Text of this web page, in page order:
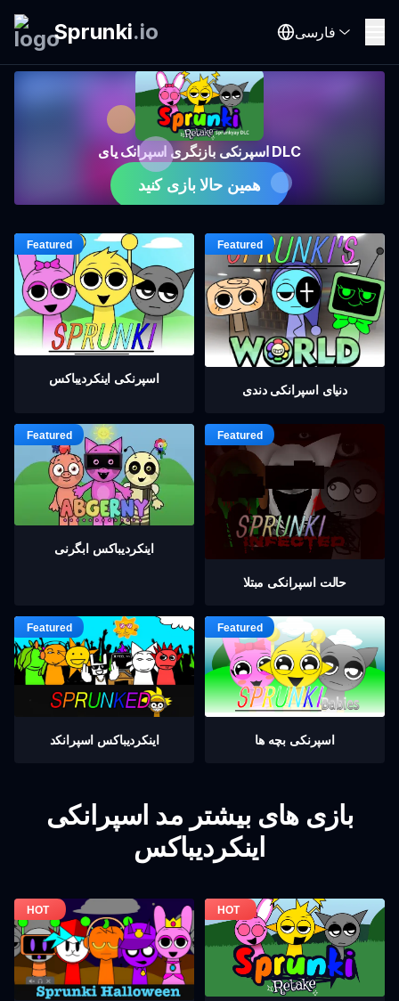
Sprunki.io فارسی
اسپرنکی بازنگری اسپرانک یای DLC
همین حالا بازی کنید
اسپرنکی اینکردیباکس
دنیای اسپرانکی دندی
اینکردیباكس ابگرنی
حالت اسپرانکی مبتلا
اینکردیباكس اسپرانکد اسپرنکی بچه ها
بازی های بیشتر مد اسپرانکی
اینکردیباکس